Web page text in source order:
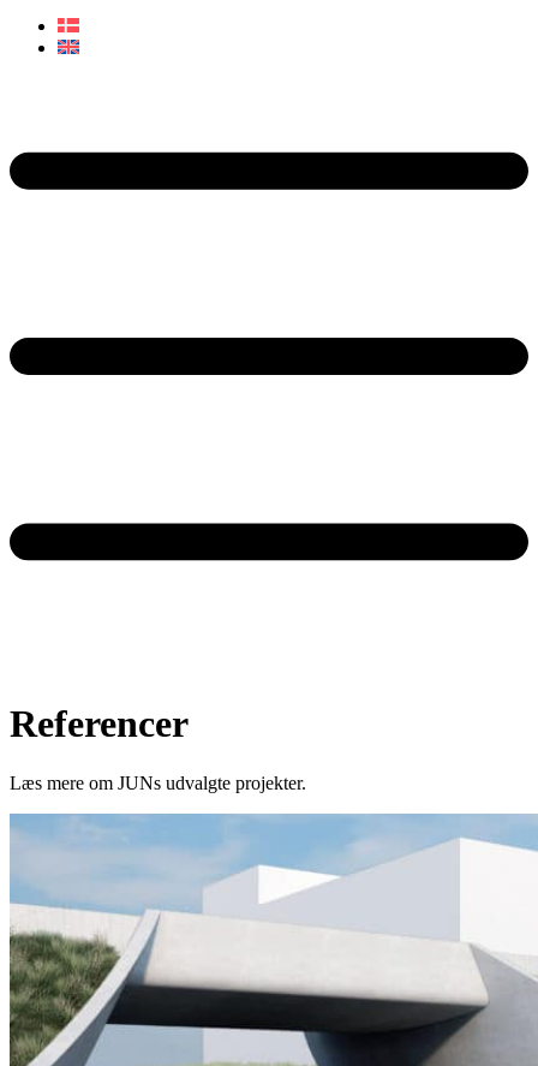
Referencer
Læs mere om JUNs udvalgte projekter.